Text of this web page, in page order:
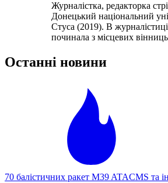
Журналістка, редакторка
Донецький національний
Стуса (2019). В
починала з місцевих
Останні новини
70 балістичних ракет M39 ATACMS та